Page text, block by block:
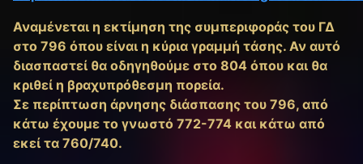
Αναμένεται η εκτίμηση της συμπεριφοράς του ΓΔ
στο 796 όπου είναι η κύρια γραμμή τάσης. Αν αυτό
διασπαστεί θα οδηγηθούμε στο 804 όπου και θα
κριθεί η βραχυπρόθεσμη πορεία.
Σε περίπτωση άρνησης διάσπασης του 796, από
κάτω έχουμε το γνωστό 772-774 και κάτω από
εκεί τα 760/740.